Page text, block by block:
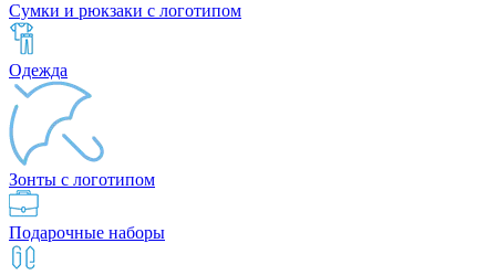
Сумки и рюкзаки с логотипом
Одежда
Зонты с логотипом
Подарочные наборы